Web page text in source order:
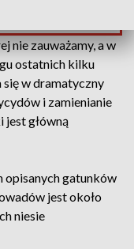
nie zauważamy, a w
ostatnich kilku
się w dramatyczny
i zamienianie
jest główną
opisanych gatunków
jest około
niesie